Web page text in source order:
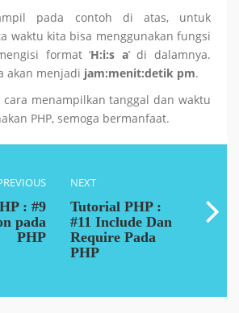
pada contoh di atas, untuk
waktu kita bisa menggunakan fungsi
format ‘H:i:s a’ di dalamnya.
akan menjadi jam:menit:detik pm.
menampilkan tanggal dan waktu
PHP, semoga bermanfaat.
: #9
pada
PHP
NEXT
Tutorial PHP :
#11 Include Dan
Require Pada
PHP